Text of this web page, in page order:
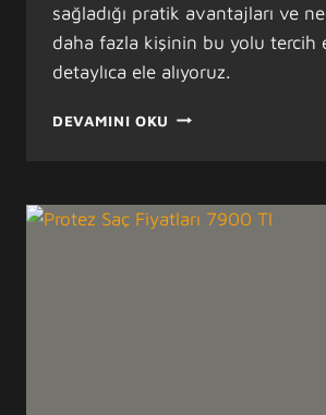
sağladığı pratik avantajları ve
daha fazla kişinin bu yolu tercih
detaylıca ele alıyoruz.
DEVAMINI OKU SAÇ
SAÇ
KOLAYLIĞI